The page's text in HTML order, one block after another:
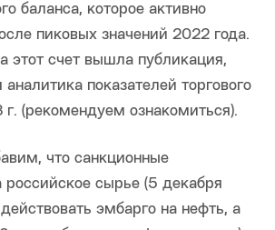
баланса, которое активно
пиковых значений 2022 года.
этот счет вышла публикация,
аналитика показателей торгового
г. (рекомендуем ознакомиться).
что санкционные
российское сырье (5 декабря
эмбарго на нефть, а